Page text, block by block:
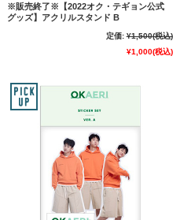
※販売終了※【2022オク・テギョン公式
グッズ】アクリルスタンド B
定価: ¥1,500(税込)
¥1,000(税込)